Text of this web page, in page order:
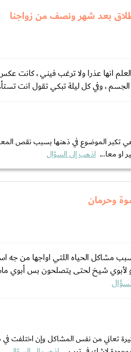
بعد شهر ونصف من زواجنا
انها عذرا ولا ترغب فيني ، كانت
، وفي كل ليلة تبكي تقول انت
الموضوع في ذهنها بسبب نقص المعرفة
او معا... اذهب إلى السؤال
وحرمان
مشاكل الحياه اللتي اواجها من جه
لأبوي شيخ لحتى يتصلحون بس
تعاني من نفس المشاكل وإن اختلفت في